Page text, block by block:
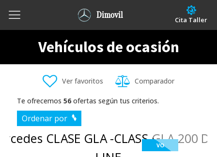
Dimovil Cita Taller
Vehículos de ocasión
Ver favoritos Comparador
Te ofrecemos 56 ofertas según tus criterios.
Ordenar por
VO